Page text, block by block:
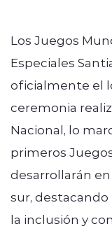
Los Juegos
Especiales
oficialmente el
ceremonia
Nacional, lo
primeros
desarrollarán
sur,
la inclusión y